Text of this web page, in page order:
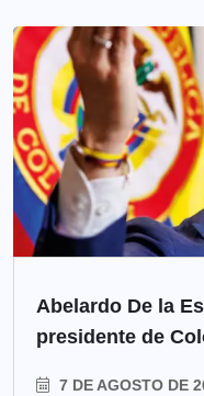
Abelardo De la
presidente de
7 DE AGOSTO DE